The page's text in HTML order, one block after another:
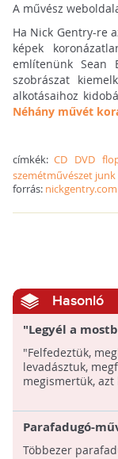
A művész
Ha Nick Gentry-re
képek
említenünk Sean
szobrászat
alkotásaihoz
Néhány művét
címkék:CD DVD
szemétművészet
forrás: nickgentry.com
Hasonló
"Legyél a
installáció a
"Felfedeztük,
levadásztuk,
megismertük,
Parafadugó-
munkássága
Többezer